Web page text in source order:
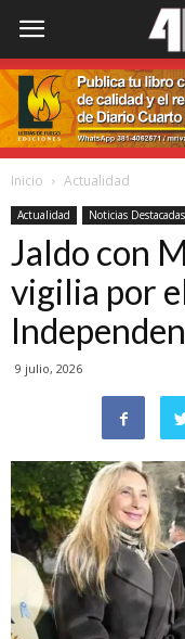
Inicio Actualidad
Actualidad Noticias Destacadas
Jaldo con
vigilia por
9 julio, 2026